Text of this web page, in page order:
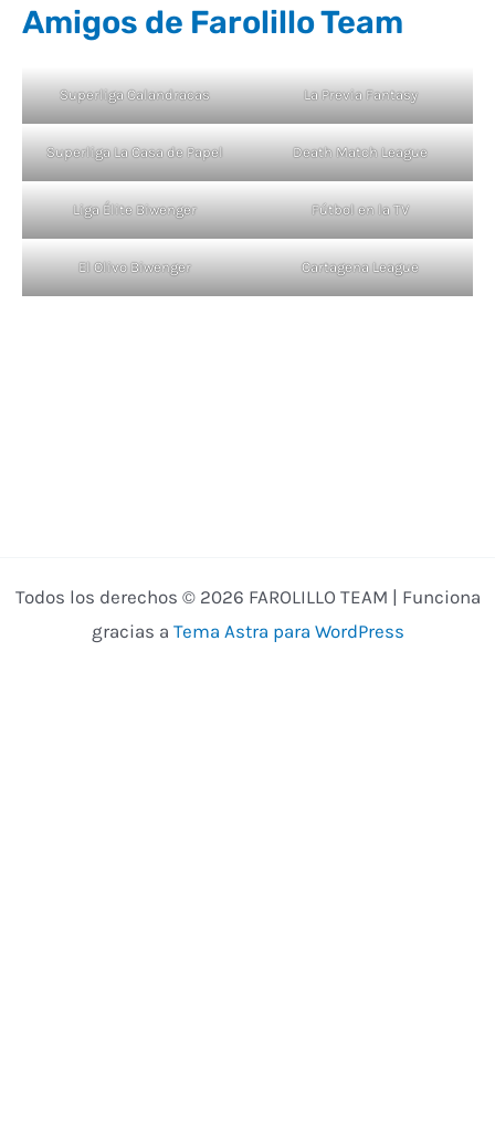
Amigos de Farolillo Team
Superliga Calandracas La Previa Fantasy
Superliga La Casa de Papel Death Match League
Liga Élite Biwenger Fútbol en la TV
El Olivo Biwenger Cartagena League
Todos los derechos © 2026 FAROLILLO TEAM | Funciona
gracias a Tema Astra para WordPress